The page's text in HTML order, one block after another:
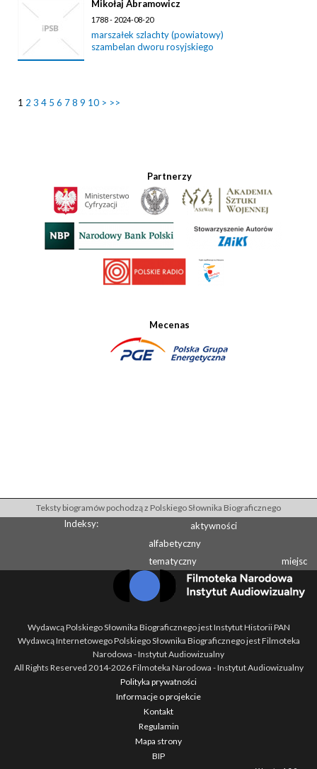
Mikołaj Abramowicz
1788 - 2024-08-20
marszałek szlachty (powiatowy)
szambelan dworu rosyjskiego
1 2 3 4 5 6 78 9 10 > >>
Partnerzy
Mecenas
Teksty biogramów pochodzą z Polskiego Słownika Biograficznego
Indeksy:
aktywności
alfabetyczny
tematyczny
miejsc
Wydawcą Polskiego Słownika Biograficznego jest Instytut Historii PAN
Wydawcą Internetowego Polskiego Słownika Biograficznego jest Filmoteka
Narodowa - Instytut Audiowizualny
All Rights Reserved 2014-2026Filmoteka Narodowa - Instytut Audiowizualny
Polityka prywatności
Informacje o projekcie
Kontakt
Regulamin
Mapa strony
BIP